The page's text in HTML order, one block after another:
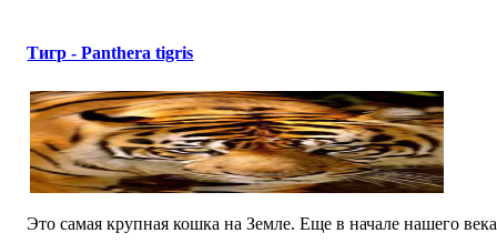
Тигр - Panthera tigris
Это самая крупная кошка на Земле. Еще в начале нашего